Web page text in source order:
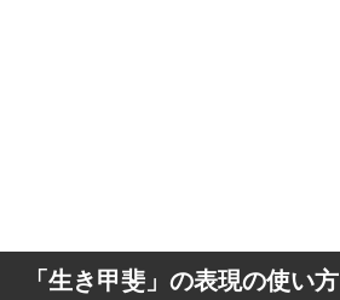
「生き甲斐」の表現の使い方